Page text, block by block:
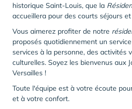
historique Saint-Louis, que la
accueillera pour des courts séjours
Vous aimerez profiter de notre
proposés quotidiennement un
services à la personne, des activités
culturelles. Soyez les bienvenus aux
Versailles !
Toute l'équipe est à votre écoute
et à votre confort.